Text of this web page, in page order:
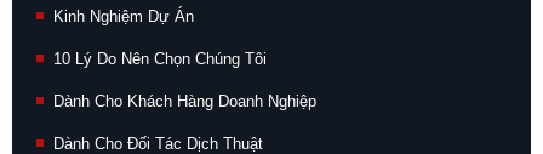
Kinh Nghiệm Dự Án
10 Lý Do Nên Chọn Chúng Tôi
Dành Cho Khách Hàng Doanh Nghiệp
Dành Cho Đối Tác Dịch Thuật